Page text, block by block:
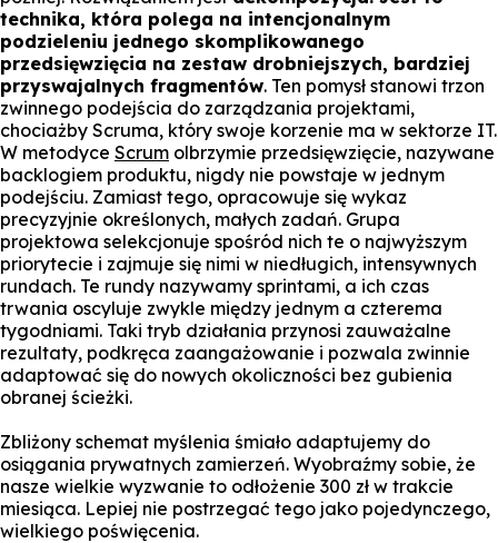
technika, która polega na intencjonalnym
podzieleniu jednego skomplikowanego
przedsięwzięcia na zestaw drobniejszych, bardziej
przyswajalnych fragmentów. Ten pomysł stanowi trzon
zwinnego podejścia do zarządzania projektami,
chociażby Scruma, który swoje korzenie ma w sektorze IT.
W metodyce Scrum olbrzymie przedsięwzięcie, nazywane
backlogiem produktu, nigdy nie powstaje w jednym
podejściu. Zamiast tego, opracowuje się wykaz
precyzyjnie określonych, małych zadań. Grupa
projektowa selekcjonuje spośród nich te o najwyższym
priorytecie i zajmuje się nimi w niedługich, intensywnych
rundach. Te rundy nazywamy sprintami, a ich czas
trwania oscyluje zwykle między jednym a czterema
tygodniami. Taki tryb działania przynosi zauważalne
rezultaty, podkręca zaangażowanie i pozwala zwinnie
adaptować się do nowych okoliczności bez gubienia
obranej ścieżki.
Zbliżony schemat myślenia śmiało adaptujemy do
osiągania prywatnych zamierzeń. Wyobraźmy sobie, że
nasze wielkie wyzwanie to odłożenie 300 zł w trakcie
miesiąca. Lepiej nie postrzegać tego jako pojedynczego,
wielkiego poświęcenia.